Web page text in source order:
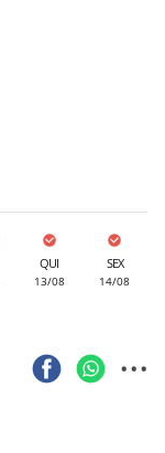
QUI
13/08
SEX
14/08
...